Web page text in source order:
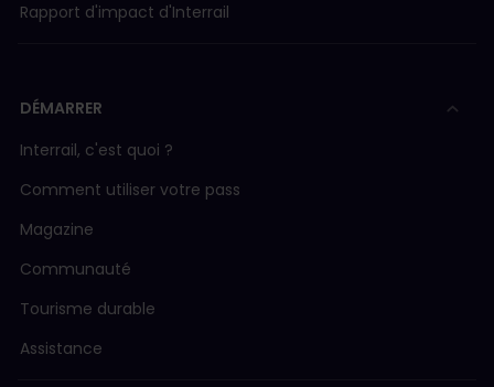
Rapport d'impact d'Interrail
DÉMARRER
Interrail, c'est quoi ?
Comment utiliser votre pass
Magazine
Communauté
Tourisme durable
Assistance